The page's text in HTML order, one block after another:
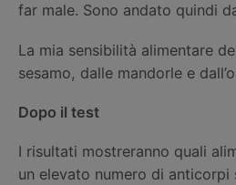
far male. Sono andato quindi
La mia sensibilità alimentare
sesamo, dalle mandorle e
Dopo il test
I risultati mostreranno quali
un elevato numero di anticorpi